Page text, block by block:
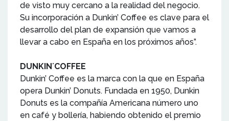
de visto muy cercano a la realidad del negocio.
Su incorporación a Dunkin’ Coffee es clave para el
desarrollo del plan de expansión que vamos a
llevar a cabo en España en los próximos años”.
DUNKIN´COFFEE
Dunkin’ Coffee es la marca con la que en España
opera Dunkin’ Donuts. Fundada en 1950, Dunkin
Donuts es la compañía Americana número uno
en café y bollería, habiendo obtenido el premio